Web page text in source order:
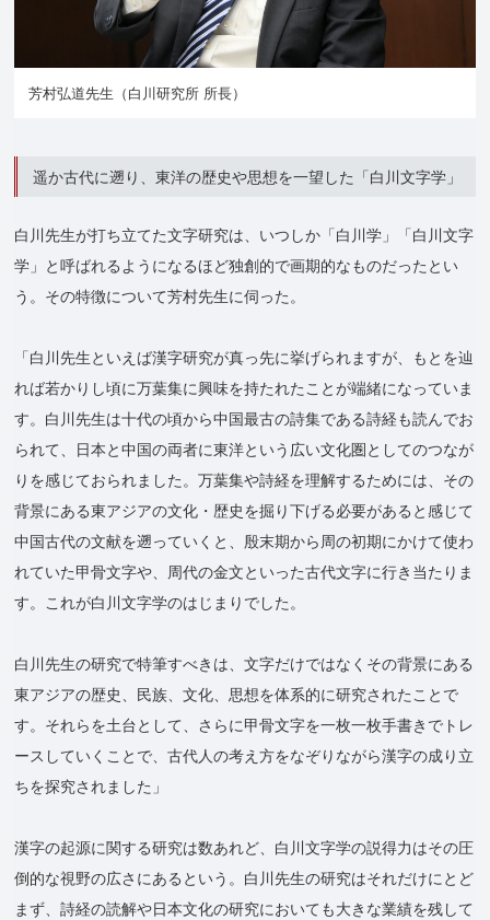
芳村弘道先生（白川研究所 所長）
遥か古代に遡り、東洋の歴史や思想を一望した「白川文字学」
白川先生が打ち立てた文字研究は、いつしか「白川学」「白川文字
学」と呼ばれるようになるほど独創的で画期的なものだったとい
う。その特徴について芳村先生に伺った。
「白川先生といえば漢字研究が真っ先に挙げられますが、もとを辿
れば若かりし頃に万葉集に興味を持たれたことが端緒になっていま
す。白川先生は十代の頃から中国最古の詩集である詩経も読んでお
られて、日本と中国の両者に東洋という広い文化圏としてのつなが
りを感じておられました。万葉集や詩経を理解するためには、その
背景にある東アジアの文化・歴史を掘り下げる必要があると感じて
中国古代の文献を遡っていくと、殷末期から周の初期にかけて使わ
れていた甲骨文字や、周代の金文といった古代文字に行き当たりま
す。これが白川文字学のはじまりでした。
白川先生の研究で特筆すべきは、文字だけではなくその背景にある
東アジアの歴史、民族、文化、思想を体系的に研究されたことで
す。それらを土台として、さらに甲骨文字を一枚一枚手書きでトレ
ースしていくことで、古代人の考え方をなぞりながら漢字の成り立
ちを探究されました」
漢字の起源に関する研究は数あれど、白川文字学の説得力はその圧
倒的な視野の広さにあるという。白川先生の研究はそれだけにとど
まず、詩経の読解や日本文化の研究においても大きな業績を残して